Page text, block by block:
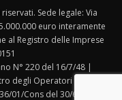
Sede legale: Via
euro interamente
al Registro delle Imprese
N° 220 del 16/7/48 |
degli Operatori della
01/Cons del 30/6/2001